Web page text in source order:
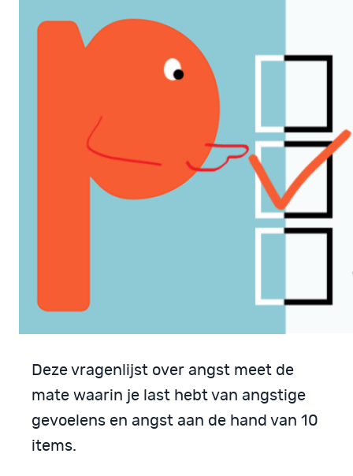
Deze vragenlijst over angst meet de
mate waarin je last hebt van angstige
gevoelens en angst aan de hand van 10
items.